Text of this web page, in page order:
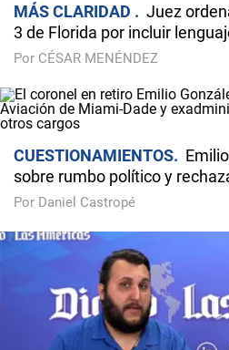
MÁS CLARIDAD
Juez
3 de Florida por incluir
Por CÉSAR MENÉNDEZ
CUESTIONAMIENTOS
sobre rumbo político y
Por Daniel Castropé